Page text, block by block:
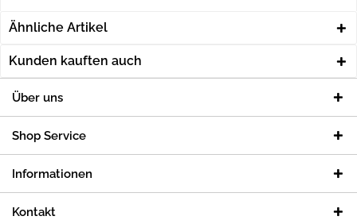
Ähnliche Artikel
Kunden kauften auch
Über uns
Shop Service
Informationen
Kontakt